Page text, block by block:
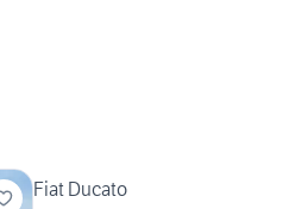
Fiat Ducato